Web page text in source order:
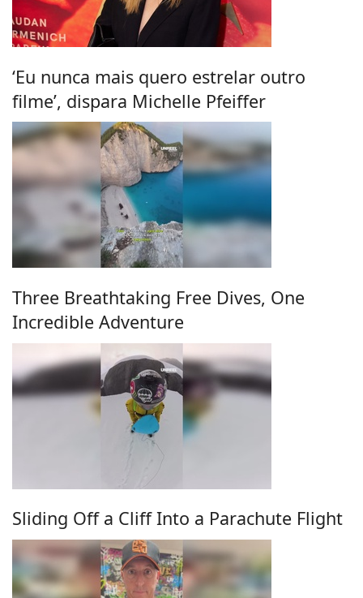
‘Eu nunca mais quero estrelar outro
filme’, dispara Michelle Pfeiffer
Three Breathtaking Free Dives, One
Incredible Adventure
Sliding Off a Cliff Into a Parachute Flight